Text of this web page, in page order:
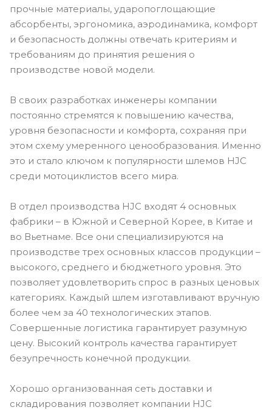
прочные материалы, ударопоглощающие
абсорбенты, эргономика, аэродинамика, комфорт
и безопасность должны отвечать критериям и
требованиям до принятия решения о
производстве новой модели.
В своих разработках инженеры компании
постоянно стремятся к повышению качества,
уровня безопасности и комфорта, сохраняя при
этом схему умеренного ценообразования. Именно
это и стало ключом к популярности шлемов HJC
среди мотоциклистов всего мира.
В отдел производства HJC входят 4 основных
фабрики – в Южной и Северной Корее, в Китае и
во Вьетнаме. Все они специализируются на
производстве трех основных классов продукции –
высокого, среднего и бюджетного уровня. Это
позволяет удовлетворить спрос в разных ценовых
категориях. Каждый шлем изготавливают вручную
более чем за 40 технологических этапов.
Совершенные логистика гарантирует разумную
цену. Высокий контроль качества гарантирует
безупречность конечной продукции.
Хорошо организованная сеть доставки и
складирования позволяет компании HJC